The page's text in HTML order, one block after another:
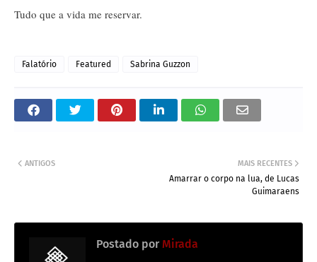
Tudo que a vida me reservar.
Falatório Featured Sabrina Guzzon
MAIS RECENTES
Amarrar o corpo na lua, de Lucas
Guimaraens
ANTIGOS
Postado por Mirada